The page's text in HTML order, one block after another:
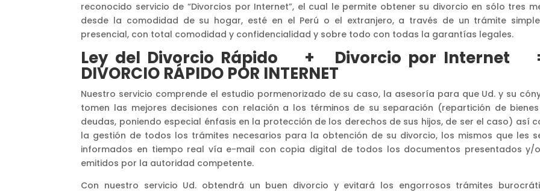
reconocido servicio de “Divorcios por Internet”, el cual le permite obtener su divorcio en sólo tres
desde la comodidad de su hogar, esté en el Perú o el extranjero, a través de un trámite
presencial, con total comodidad y confidencialidad y sobre todo con todas la garantías legales.
Ley del Divorcio Rápido + Divorcio por
DIVORCIO RÁPIDO POR INTERNET
Nuestro servicio comprende el estudio pormenorizado de su caso, la asesoría para que Ud. y su
tomen las mejores decisiones con relación a los términos de su separación (repartición de
deudas, poniendo especial énfasis en la protección de los derechos de sus hijos, de ser el caso) así
la gestión de todos los trámites necesarios para la obtención de su divorcio, los mismos que les
informados en tiempo real vía e-mail con copia digital de todos los documentos presentados y/
emitidos por la autoridad competente.
Con nuestro servicio Ud. obtendrá un buen divorcio y evitará los engorrosos trámites